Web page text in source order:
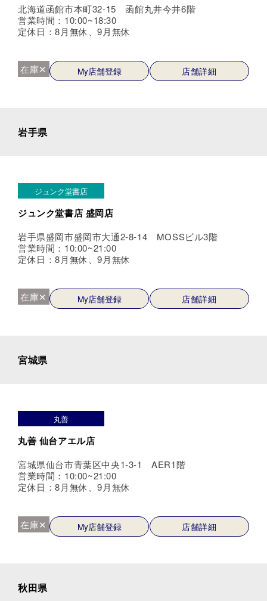
北海道函館市本町32-15 函館丸井今井6階
営業時間：10:00~18:30
定休日：8月無休、9月無休
在庫✕ My店舗登録 店舗詳細
岩手県
ジュンク堂書店
ジュンク堂書店 盛岡店
岩手県盛岡市盛岡市大通2-8-14 MOSSビル3階
営業時間：10:00~21:00
定休日：8月無休、9月無休
在庫✕ My店舗登録 店舗詳細
宮城県
丸善
丸善 仙台アエル店
宮城県仙台市青葉区中央1-3-1 AER1階
営業時間：10:00~21:00
定休日：8月無休、9月無休
在庫✕ My店舗登録 店舗詳細
秋田県